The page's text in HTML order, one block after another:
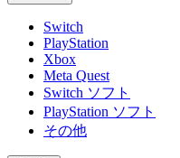
Switch
PlayStation
Xbox
Meta Quest
Switch ソフト
PlayStation ソフト
その他